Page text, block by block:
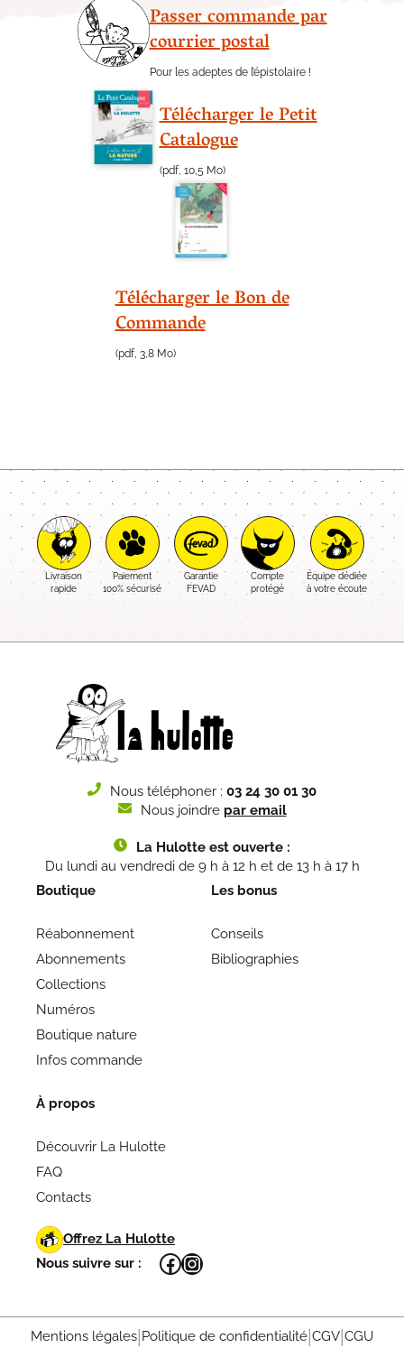
Passer commande par
courrier postal
Pour les adeptes de l’épistolaire !
Télécharger le Petit
Catalogue
(pdf, 10,5 Mo)
Télécharger le Bon de
Commande
(pdf, 3,8 Mo)
Livraison
rapide
Paiement
100% sécurisé
Garantie
FEVAD
Compte
protégé
Équipe dédiée
à votre écoute
Nous téléphoner : 03 24 30 01 30
Nous joindre par email
La Hulotte est ouverte :
Du lundi au vendredi de 9 h à 12 h et de 13 h à 17 h
Boutique
Réabonnement
Abonnements
Collections
Numéros
Boutique nature
Infos commande
Les bonus
Conseils
Bibliographies
À propos
Découvrir La Hulotte
FAQ
Contacts
Offrez La Hulotte
Nous suivre sur :
Facebook
Instagram
Mentions légales Politique de confidentialité CGV CGU